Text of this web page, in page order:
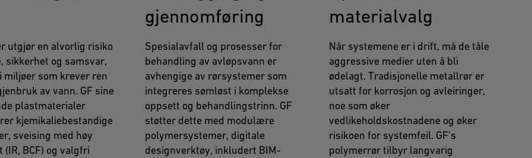
utgjør en alvorlig risiko
sikkerhet og samsvar,
miljøer som krever ren
av vann. GF sine
plastmaterialer
kjemikaliebestandige
sveising med høy
BCF) og valgfri
gjennomføring
Spesialavfall og prosesser for
behandling av avløpsvann er
avhengige av rørsystemer som
integreres sømløst i komplekse
oppsett og behandlingstrinn. GF
støtter dette med modulære
polymersystemer, digitale
designverktøy, inkludert BIM-
materialvalg
Når systemene er i drift, må de tåle
aggressive medier uten å bli
ødelagt. Tradisjonelle metallrør er
utsatt for korrosjon og avleiringer,
noe som øker
vedlikeholdskostnadene og øker
risikoen for systemfeil. GF's
polymerrør tilbyr langvarig